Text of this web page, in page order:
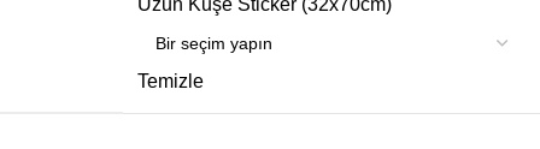
Uzun Kuşe Sticker (32x70cm)
Temizle